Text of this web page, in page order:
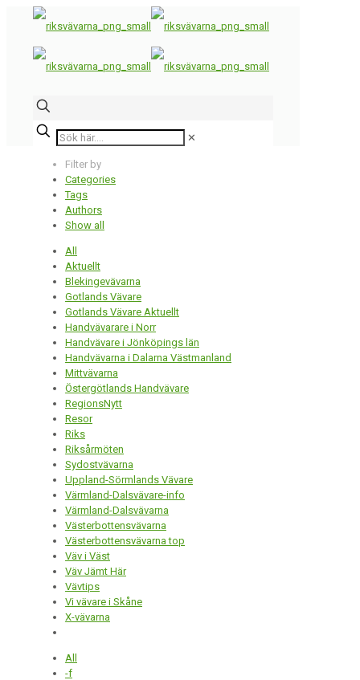
✕
Filter by
Categories
Tags
Authors
Show all
All
Aktuellt
Blekingevävarna
Gotlands Vävare
Gotlands Vävare Aktuellt
Handvävarare i Norr
Handvävare i Jönköpings län
Handvävarna i Dalarna Västmanland
Mittvävarna
Östergötlands Handvävare
RegionsNytt
Resor
Riks
Riksårmöten
Sydostvävarna
Uppland-Sörmlands Vävare
Värmland-Dalsvävare-info
Värmland-Dalsvävarna
Västerbottensvävarna
Västerbottensvävarna top
Väv i Väst
Väv Jämt Här
Vävtips
Vi vävare i Skåne
X-vävarna
All
-f